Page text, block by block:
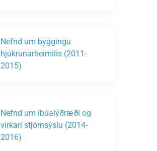
Nefnd um byggingu
hjúkrunarheimilis (2011-
2015)
Nefnd um íbúalýðræði og
virkari stjórnsýslu (2014-
2016)